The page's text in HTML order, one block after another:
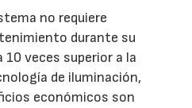
no requiere
durante su
veces superior a la
de iluminación,
económicos son